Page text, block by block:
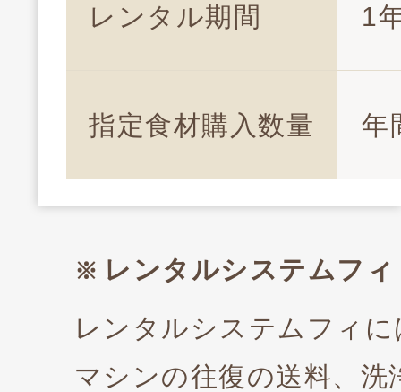
レンタル期間 1
指定食材購入数量 年
レンタルシステムフィ
レンタルシステムフィ
マシンの往復の送料、洗